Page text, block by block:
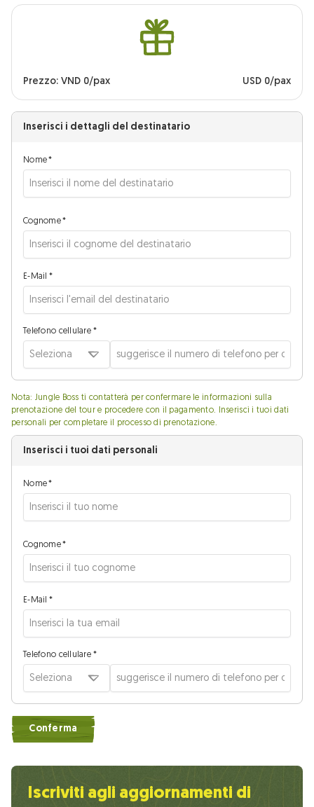
Prezzo: VND 0/pax USD 0/pax
Inserisci i dettagli del destinatario
Nome*
Cognome*
E-Mail *
Telefono cellulare *
Seleziona
Nota: Jungle Boss ti contatterà per confermare le informazioni sulla
prenotazione del tour e procedere con il pagamento. Inserisci i tuoi dati
personali per completare il processo di prenotazione.
Inserisci i tuoi dati personali
Nome*
Cognome*
E-Mail *
Telefono cellulare *
Seleziona
Conferma
Iscriviti agli aggiornamenti di